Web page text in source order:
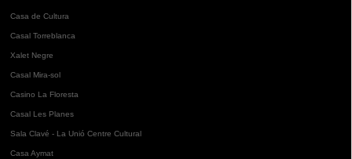
Casa de Cultura
Casal Torreblanca
Xalet Negre
Casal Mira-sol
Casino La Floresta
Casal Les Planes
Sala Clavé - La Unió Centre Cultural
Casa Aymat